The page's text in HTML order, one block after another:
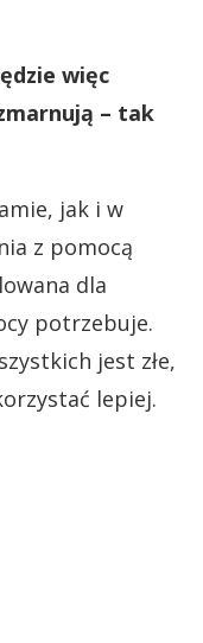
więc
– tak
jak i w
z pomocą
dla
potrzebuje.
jest złe,
lepiej.